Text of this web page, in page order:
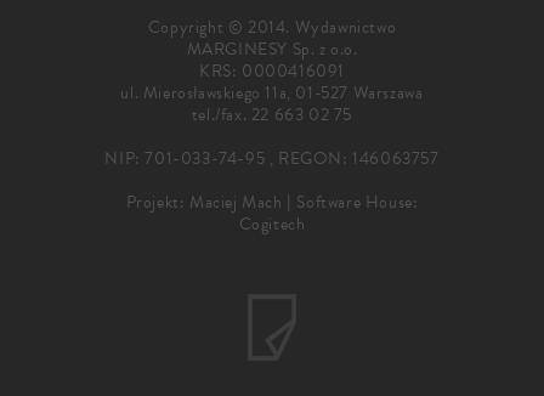
Copyright © 2014. Wydawnictwo
MARGINESY Sp. z o.o.
KRS: 0000416091
ul. Mierosławskiego 11a, 01-527 Warszawa
tel./fax. 22 663 02 75
NIP: 701-033-74-95 , REGON: 146063757
Projekt: Maciej Mach | Software House:
Cogitech